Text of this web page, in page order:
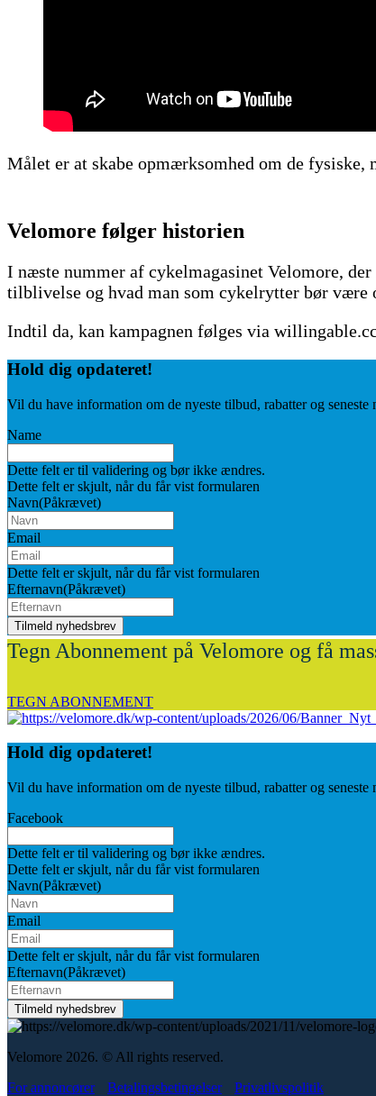
Målet er at skabe opmærksomhed om de fysiske,
Velomore følger historien
I næste nummer af cykelmagasinet Velomore,
tilblivelse og hvad man som cykelrytter bør være
Indtil da, kan kampagnen følges via
Hold dig opdateret!
Vil du have information om de nyeste tilbud, rabatter og
Name
Dette felt er til validering og bør ikke ændres.
Dette felt er skjult, når du får vist formularen
Navn(Påkrævet)
Email
Dette felt er skjult, når du får vist formularen
Efternavn(Påkrævet)
Tegn Abonnement på Velomore og få
TEGN ABONNEMENT
Hold dig opdateret!
Vil du have information om de nyeste tilbud, rabatter og
Facebook
Dette felt er til validering og bør ikke ændres.
Dette felt er skjult, når du får vist formularen
Navn(Påkrævet)
Email
Dette felt er skjult, når du får vist formularen
Efternavn(Påkrævet)
Velomore 2026. © All rights reserved.
For annoncører
Betalingsbetingelser Privatlivspolitik